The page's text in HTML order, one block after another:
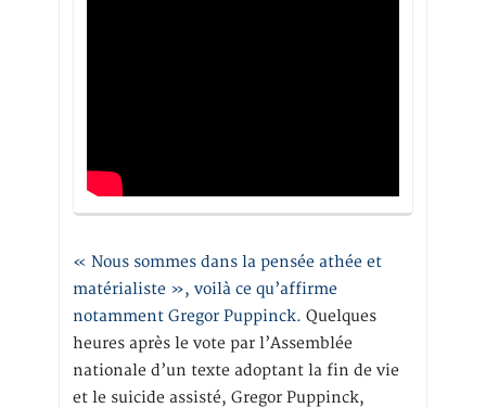
« Nous sommes dans la pensée athée et
matérialiste », voilà ce qu’affirme
notamment Gregor Puppinck. Quelques
heures après le vote par l’Assemblée
nationale d’un texte adoptant la fin de vie
et le suicide assisté, Gregor Puppinck,